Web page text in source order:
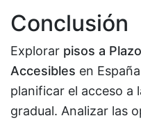
Conclusión
Explorar pisos a
Accesibles en
planificar el acceso a
gradual. Analizar las